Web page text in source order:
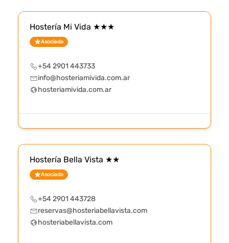
Hostería Mi Vida ★★★
Asociado
+54 2901 443733
info@hosteriamivida.com.ar
hosteriamivida.com.ar
Hostería Bella Vista ★★
Asociado
+54 2901 443728
reservas@hosteriabellavista.com
hosteriabellavista.com